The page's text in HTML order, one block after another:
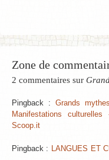
Zone de
2 commentaires sur
Pingback : Grands
Manifestations
Scoop.it
Pingback : LANGUES ET